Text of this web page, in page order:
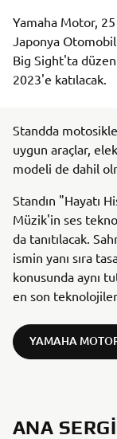
Yamaha Motor,
Japonya
Big Sight'ta
2023'e katılacak.
Standda
uygun araçlar,
modeli de dahil
Standın "Hayatı
Müzik'in ses
da tanıtılacak.
ismin yanı sıra
konusunda aynı
en son
YAMAHA
ANA